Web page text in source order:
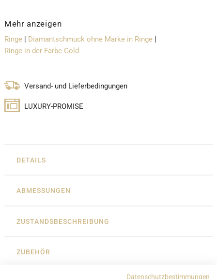
Mehr anzeigen
Ringe | Diamantschmuck ohne Marke in Ringe |
Ringe in der Farbe Gold
Versand- und Lieferbedingungen
LUXURY-PROMISE
DETAILS
ABMESSUNGEN
ZUSTANDSBESCHREIBUNG
ZUBEHÖR
Datenschutzbestimmungen